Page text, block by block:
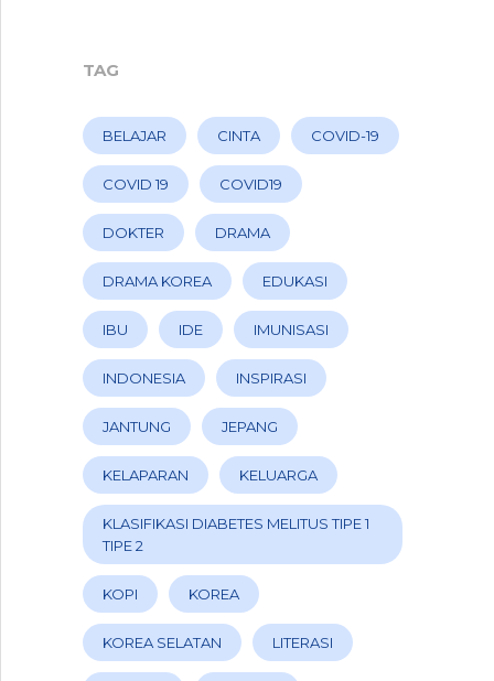
TAG
BELAJAR CINTA COVID-19
COVID 19 COVID19
DOKTER DRAMA
DRAMA KOREA EDUKASI
IBU IDE IMUNISASI
INDONESIA INSPIRASI
JANTUNG JEPANG
KELAPARAN KELUARGA
KLASIFIKASI DIABETES MELITUS TIPE 1
TIPE 2
KOPI KOREA
KOREA SELATAN LITERASI